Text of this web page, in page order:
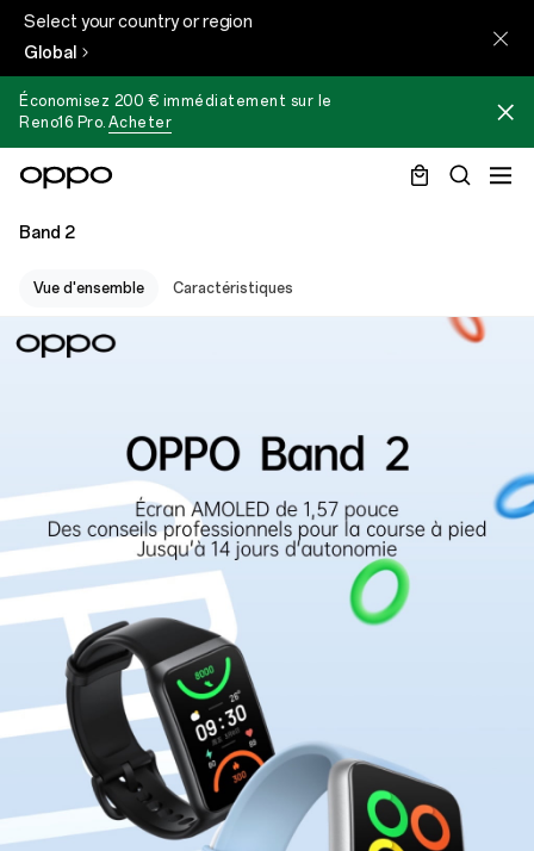
Select your country or region
Global
Économisez 200 € immédiatement sur le
Reno16 Pro. Acheter
Band 2
Vue d'ensemble Caractéristiques